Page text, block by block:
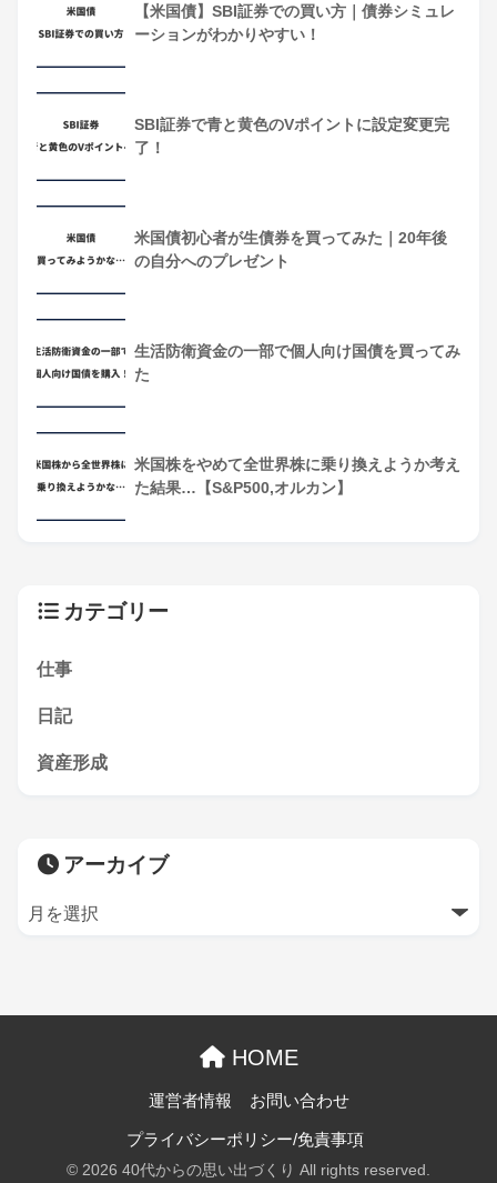
【米国債】SBI証券での買い方｜債券シミュレ
ーションがわかりやすい！
SBI証券で青と黄色のVポイントに設定変更完
了！
米国債初心者が生債券を買ってみた｜20年後
の自分へのプレゼント
生活防衛資金の一部で個人向け国債を買ってみ
た
米国株をやめて全世界株に乗り換えようか考え
た結果…【S&P500,オルカン】
カテゴリー
仕事
日記
資産形成
アーカイブ
HOME
運営者情報 お問い合わせ
プライバシーポリシー/免責事項
© 2026 40代からの思い出づくり All rights reserved.